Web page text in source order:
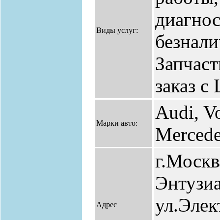
Виды услуг:
заказ
Марки авто:
Audi,
Адрес